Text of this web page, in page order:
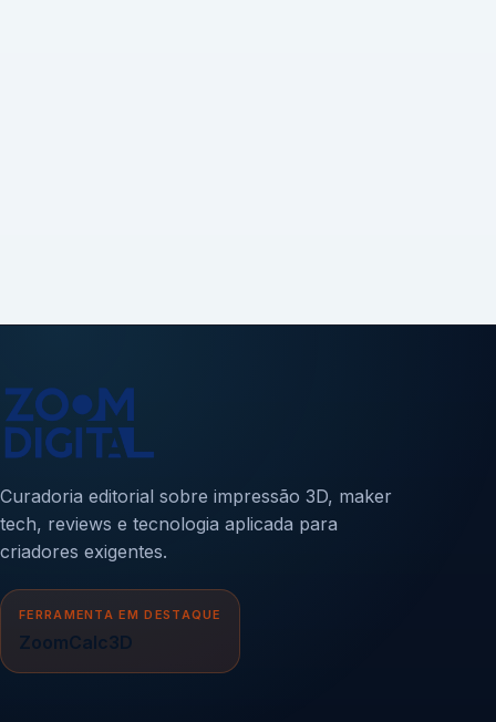
Curadoria editorial sobre impressão 3D, maker
tech, reviews e tecnologia aplicada para
criadores exigentes.
FERRAMENTA EM DESTAQUE
ZoomCalc3D